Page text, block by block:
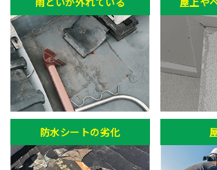
防水シートの劣化